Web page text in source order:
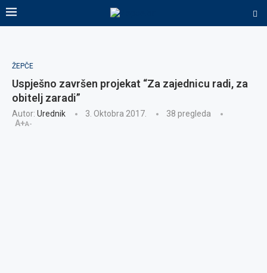
ŽEPČE
Uspješno završen projekat “Za zajednicu radi, za
obitelj zaradi”
Autor: Urednik 3. Oktobra 2017. 38 pregleda
A+A-